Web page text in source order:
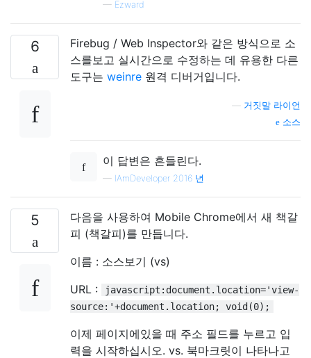
— Ezward
6
Firebug / Web Inspector와 같은 방식으로 소
스를보고 실시간으로 수정하는 데 유용한 다른
도구는 weinre 원격 디버거입니다.
거짓말 라이언
소스
이 답변은 흔들린다.
— IAmDeveloper 2016 년
5
다음을 사용하여 Mobile Chrome에서 새 책갈
피 (책갈피)를 만듭니다.
이름 : 소스보기 (vs)
URL :
javascript:document.location='view-
source:'+document.location; void(0);
이제 페이지에있을 때 주소 필드를 누르고 입
력을 시작하십시오. vs. 북마크릿이 나타나고